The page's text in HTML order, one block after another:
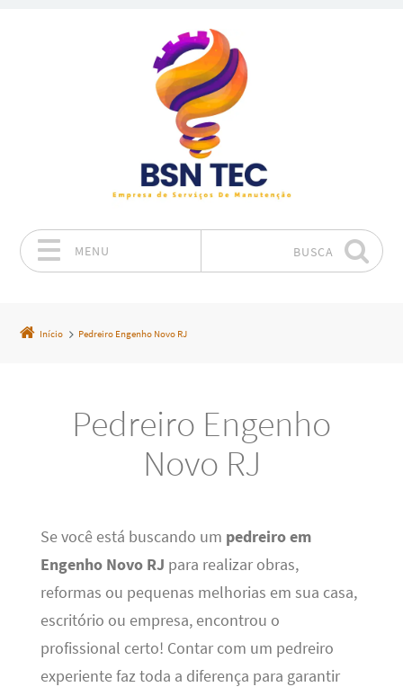
MENU BUSCA
Início Pedreiro Engenho Novo RJ
Pedreiro Engenho
Novo RJ
Se você está buscando um pedreiro em
Engenho Novo RJ para realizar obras,
reformas ou pequenas melhorias em sua casa,
escritório ou empresa, encontrou o
profissional certo! Contar com um pedreiro
experiente faz toda a diferença para garantir